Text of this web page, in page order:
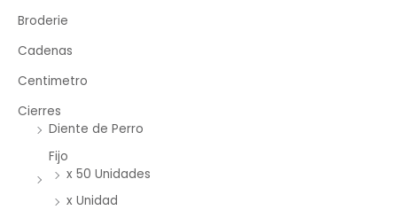
Broderie
Cadenas
Centimetro
Cierres
Diente de Perro
Fijo
x 50 Unidades
x Unidad